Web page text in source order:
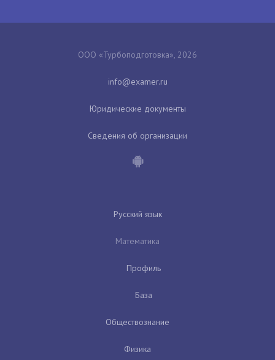
ООО «Турбоподготовка», 2026
Юридические документы
Сведения об организации
Русский язык
Математика
Профиль
База
Обществознание
Физика